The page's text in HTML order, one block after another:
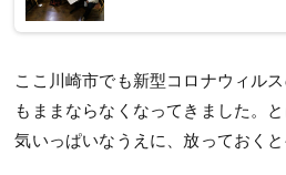
ここ川崎市でも新型コロナウィル
もままならなくなってきました。
気いっぱいなうえに、放っておくと